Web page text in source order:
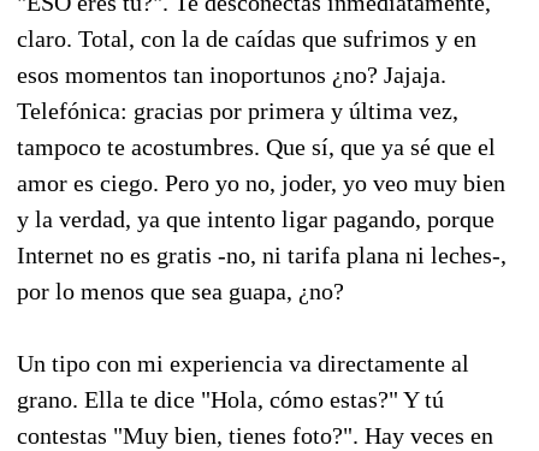
claro. Total, con la de caídas que sufrimos y en
esos momentos tan inoportunos ¿no? Jajaja.
Telefónica: gracias por primera y última vez,
tampoco te acostumbres. Que sí, que ya sé que el
amor es ciego. Pero yo no, joder, yo veo muy bien
y la verdad, ya que intento ligar pagando, porque
Internet no es gratis -no, ni tarifa plana ni leches-,
por lo menos que sea guapa, ¿no?
Un tipo con mi experiencia va directamente al
grano. Ella te dice "Hola, cómo estas?" Y tú
contestas "Muy bien, tienes foto?". Hay veces en